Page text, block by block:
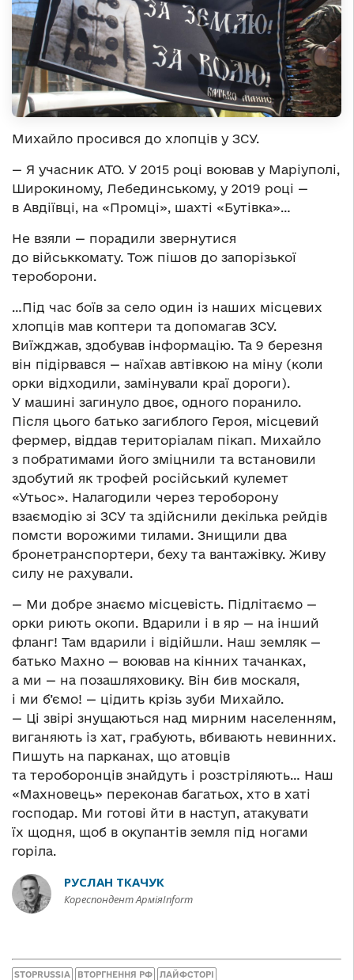
Михайло просився до хлопців у ЗСУ.
— Я учасник АТО. У 2015 році воював у Маріуполі,
Широкиному, Лебединському, у 2019 році —
в Авдіївці, на «Промці», шахті «Бутівка»…
Не взяли — порадили звернутися
до військкомату. Тож пішов до запорізької
тероборони.
…Під час боїв за село один із наших місцевих
хлопців мав коптери та допомагав ЗСУ.
Виїжджав, здобував інформацію. Та 9 березня
він підірвався — наїхав автівкою на міну (коли
орки відходили, замінували краї дороги).
У машині загинуло двоє, одного поранило.
Після цього батько загиблого Героя, місцевий
фермер, віддав територіалам пікап. Михайло
з побратимами його зміцнили та встановили
здобутий як трофей російський кулемет
«Утьос». Налагодили через тероборону
взаємодію зі ЗСУ та здійснили декілька рейдів
помсти ворожими тилами. Знищили два
бронетранспортери, беху та вантажівку. Живу
силу не рахували.
— Ми добре знаємо місцевість. Підлітаємо —
орки риють окопи. Вдарили і в яр — на інший
фланг! Там вдарили і відійшли. Наш земляк —
батько Махно — воював на кінних тачанках,
а ми — на позашляховику. Він бив москаля,
і ми б’ємо! — цідить крізь зуби Михайло.
— Ці звірі знущаються над мирним населенням,
виганяють із хат, грабують, вбивають невинних.
Пишуть на парканах, що атовців
та тероборонців знайдуть і розстріляють… Наш
«Махновець» переконав багатьох, хто в хаті
господар. Ми готові йти в наступ, атакувати
їх щодня, щоб в окупантів земля під ногами
горіла.
РУСЛАН ТКАЧУК
Кореспондент АрміяInform
STOPRUSSIA ВТОРГНЕННЯ РФ ЛАЙФСТОРІ